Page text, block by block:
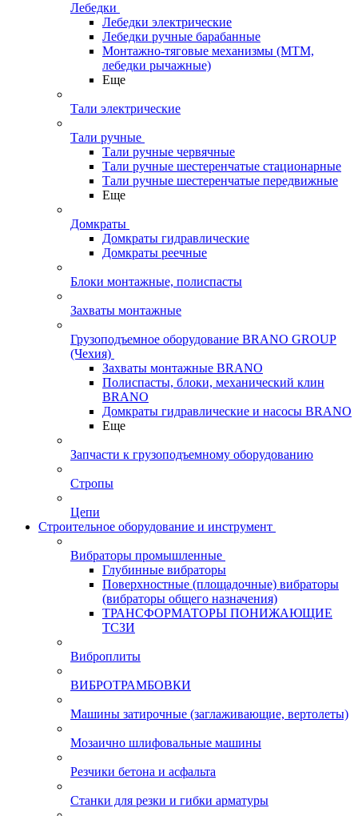
Лебедки
Лебедки электрические
Лебедки ручные барабанные
Монтажно-тяговые механизмы (МТМ,
лебедки рычажные)
Еще
Тали электрические
Тали ручные
Тали ручные червячные
Тали ручные шестеренчатые стационарные
Тали ручные шестеренчатые передвижные
Еще
Домкраты
Домкраты гидравлические
Домкраты реечные
Блоки монтажные, полиспасты
Захваты монтажные
Грузоподъемное оборудование BRANO GROUP
(Чехия)
Захваты монтажные BRANO
Полиспасты, блоки, механический клин
BRANO
Домкраты гидравлические и насосы BRANO
Еще
Запчасти к грузоподъемному оборудованию
Стропы
Цепи
Строительное оборудование и инструмент
Вибраторы промышленные
Глубинные вибраторы
Поверхностные (площадочные) вибраторы
(вибраторы общего назначения)
ТРАНСФОРМАТОРЫ ПОНИЖАЮЩИЕ
ТСЗИ
Виброплиты
ВИБРОТРАМБОВКИ
Машины затирочные (заглаживающие, вертолеты)
Мозаично шлифовальные машины
Резчики бетона и асфальта
Станки для резки и гибки арматуры